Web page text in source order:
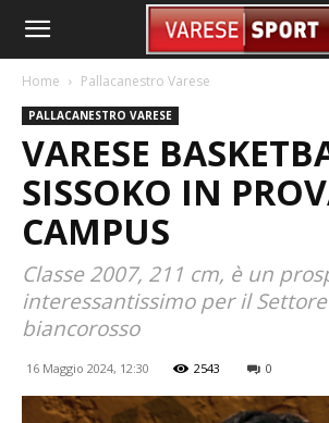
Home Pallacanestro Varese
PALLACANESTRO VARESE
VARESE
SISSOKO IN
CAMPUS
Classe 2007, 211 cm, è un
interessantissimo per il
biancorosso
16 Maggio 2024, 12:30 2543 0